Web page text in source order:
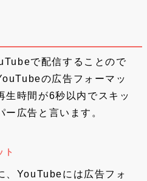
で配信することので
の広告フォーマッ
生時間が6秒以内でスキッ
広告と言います。
ト
、YouTubeには広告フォ